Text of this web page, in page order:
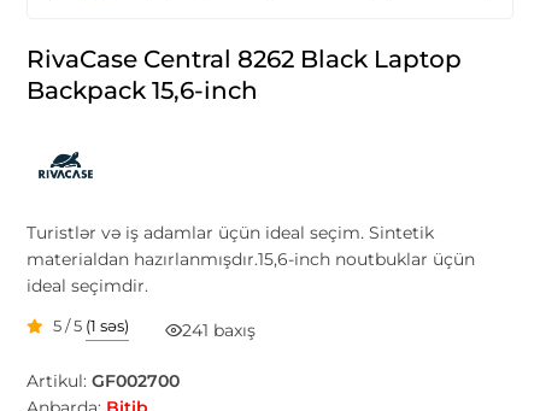
RivaCase Central 8262 Black Laptop
Backpack 15,6-inch
Turistlər və iş adamlar üçün ideal seçim. Sintetik
materialdan hazırlanmışdır.15,6-inch noutbuklar üçün
ideal seçimdir.
5 / 5 (1 səs) 241 baxış
Artikul:GF002700